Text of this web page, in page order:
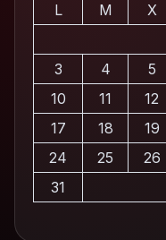
L
M X
3
4 5
10
11 12
17
18 19
24
25 26
31